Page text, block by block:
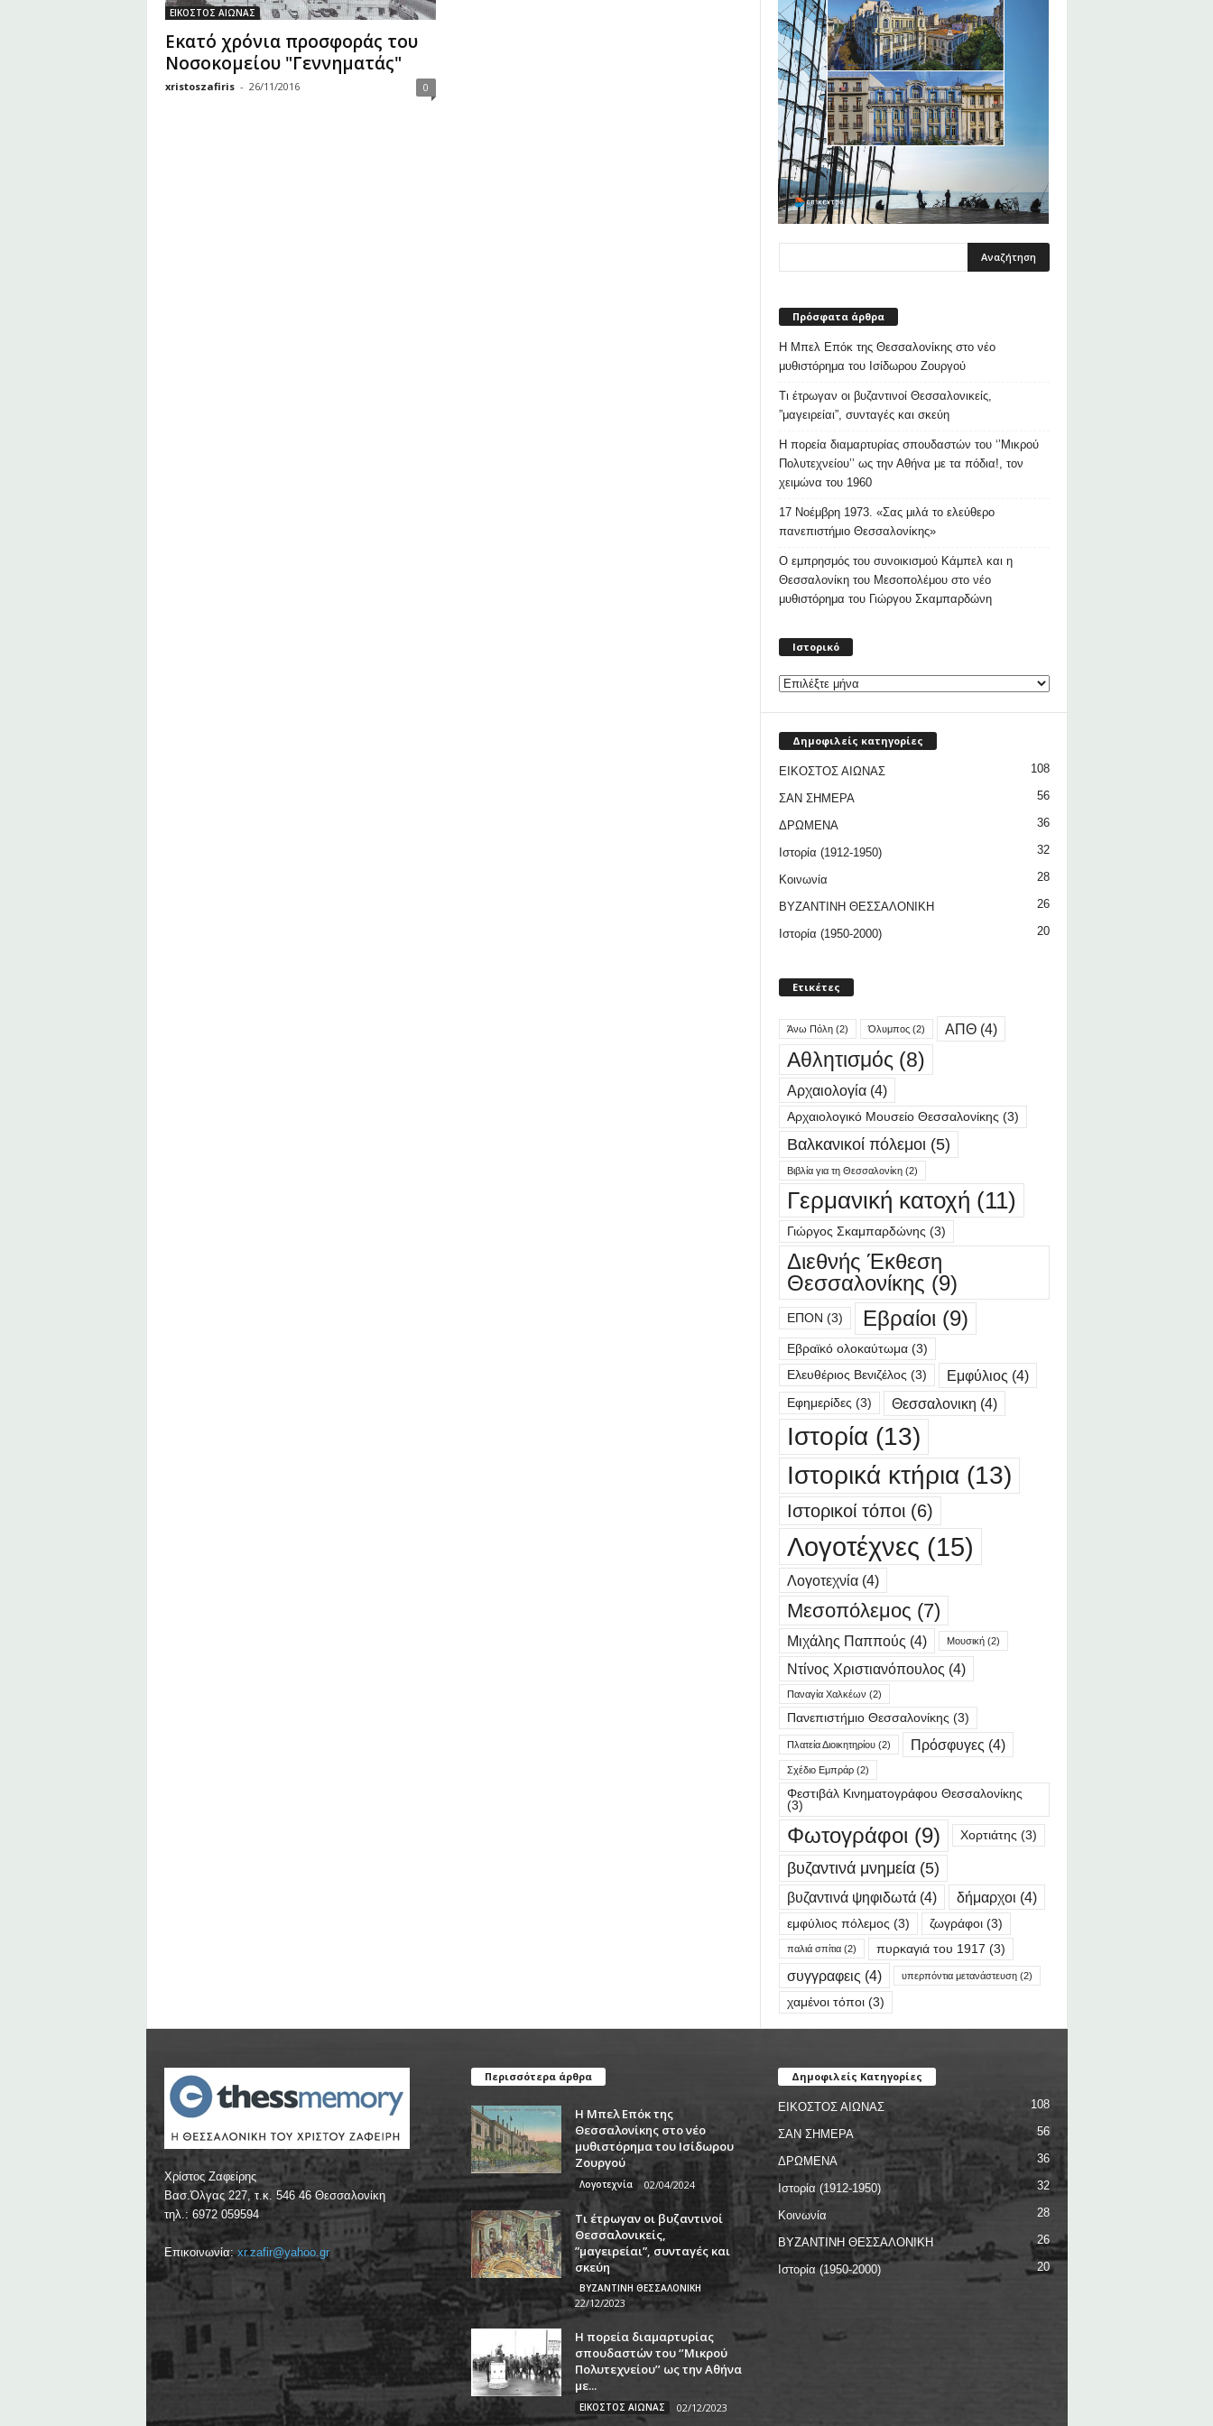
ΕΙΚΟΣΤΟΣ ΑΙΩΝΑΣ
Εκατό χρόνια προσφοράς του
Νοσοκομείου "Γεννηματάς"
xristoszafiris - 26/11/2016 0
Πρόσφατα άρθρα
Η Μπελ Επόκ της Θεσσαλονίκης στο νέο
μυθιστόρημα του Ισίδωρου Ζουργού
Τι έτρωγαν οι βυζαντινοί Θεσσαλονικείς,
”μαγειρείαι”, συνταγές και σκεύη
Η πορεία διαμαρτυρίας σπουδαστών του ‘’Μικρού
Πολυτεχνείου’’ ως την Αθήνα με τα πόδια!, τον
χειμώνα του 1960
17 Νοέμβρη 1973. «Σας μιλά το ελεύθερο
πανεπιστήμιο Θεσσαλονίκης»
Ο εμπρησμός του συνοικισμού Κάμπελ και η
Θεσσαλονίκη του Μεσοπολέμου στο νέο
μυθιστόρημα του Γιώργου Σκαμπαρδώνη
Ιστορικό
Δημοφιλείς κατηγορίες
ΕΙΚΟΣΤΟΣ ΑΙΩΝΑΣ 108
ΣΑΝ ΣΗΜΕΡΑ 56
ΔΡΩΜΕΝΑ 36
Ιστορία (1912-1950) 32
Κοινωνία 28
ΒΥΖΑΝΤΙΝΗ ΘΕΣΣΑΛΟΝΙΚΗ 26
Ιστορία (1950-2000) 20
Ετικέτες
Άνω Πόλη(2) Όλυμπος(2) ΑΠΘ(4)
Αθλητισμός (8)
Αρχαιολογία(4)
Αρχαιολογικό Μουσείο Θεσσαλονίκης (3)
Βαλκανικοί πόλεμοι (5)
Βιβλία για τη Θεσσαλονίκη(2)
Γερμανική κατοχή (11)
Γιώργος Σκαμπαρδώνης (3)
Διεθνής Έκθεση
Θεσσαλονίκης (9)
ΕΠΟΝ (3) Εβραίοι (9)
Εβραϊκό ολοκαύτωμα(3)
Ελευθέριος Βενιζέλος (3) Εμφύλιος (4)
Εφημερίδες (3) Θεσσαλονικη (4)
Ιστορία(13)
Ιστορικά κτήρια(13)
Ιστορικοί τόποι(6)
Λογοτέχνες (15)
Λογοτεχνία(4)
Μεσοπόλεμος (7)
Μιχάλης Παππούς (4) Μουσική(2)
Ντίνος Χριστιανόπουλος (4)
Παναγία Χαλκέων (2)
Πανεπιστήμιο Θεσσαλονίκης (3)
Πλατεία Διοικητηρίου(2) Πρόσφυγες (4)
Σχέδιο Εμπράρ(2)
Φεστιβάλ Κινηματογράφου Θεσσαλονίκης
(3)
Φωτογράφοι (9) Χορτιάτης (3)
βυζαντινά μνημεία(5)
βυζαντινά ψηφιδωτά(4) δήμαρχοι (4)
εμφύλιος πόλεμος (3) ζωγράφοι(3)
παλιά σπίτια(2) πυρκαγιά του 1917 (3)
συγγραφεις (4) υπερπόντια μετανάστευση(2)
χαμένοι τόποι(3)
Χρίστος Ζαφείρης
Βασ.Όλγας 227, τ.κ. 546 46 Θεσσαλονίκη
τηλ.: 6972 059594
Επικοινωνία:xr.zafir@yahoo.gr
Περισσότερα άρθρα
Η Μπελ Επόκ της
Θεσσαλονίκης στο νέο
μυθιστόρημα του Ισίδωρου
Ζουργού
Λογοτεχνία 02/04/2024
Τι έτρωγαν οι βυζαντινοί
Θεσσαλονικείς,
”μαγειρείαι”, συνταγές και
σκεύη
ΒΥΖΑΝΤΙΝΗ ΘΕΣΣΑΛΟΝΙΚΗ
22/12/2023
Η πορεία διαμαρτυρίας
σπουδαστών του ‘’Μικρού
Πολυτεχνείου’’ ως την Αθήνα
με...
ΕΙΚΟΣΤΟΣ ΑΙΩΝΑΣ 02/12/2023
Δημοφιλείς Κατηγορίες
ΕΙΚΟΣΤΟΣ ΑΙΩΝΑΣ 108
ΣΑΝ ΣΗΜΕΡΑ 56
ΔΡΩΜΕΝΑ 36
Ιστορία (1912-1950) 32
Κοινωνία 28
ΒΥΖΑΝΤΙΝΗ ΘΕΣΣΑΛΟΝΙΚΗ 26
Ιστορία (1950-2000) 20